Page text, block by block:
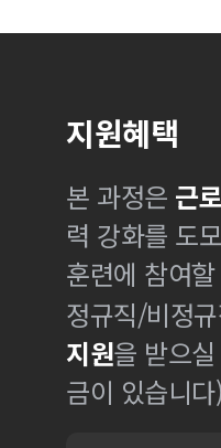
지원혜택
본 과정은 근
력 강화를 도
훈련에 참여
정규직/비정
지원을 받으
금이 있습니다)